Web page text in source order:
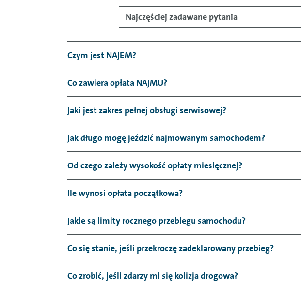
Najczęściej zadawane pytania
Czym jest NAJEM?
Co zawiera opłata NAJMU?
Jaki jest zakres pełnej obsługi serwisowej?
Jak długo mogę jeździć najmowanym samochodem?
Od czego zależy wysokość opłaty miesięcznej?
Ile wynosi opłata początkowa?
Jakie są limity rocznego przebiegu samochodu?
Co się stanie, jeśli przekroczę zadeklarowany przebieg?
Co zrobić, jeśli zdarzy mi się kolizja drogowa?